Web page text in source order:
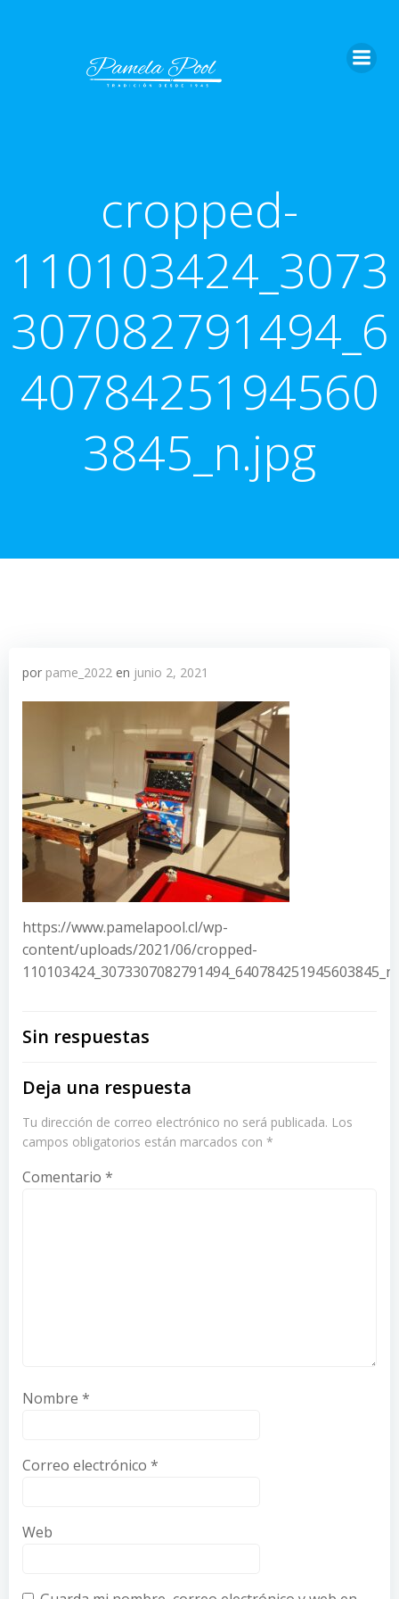
cropped-
110103424_3073
307082791494_6
4078425194560
3845_n.jpg
por pame_2022 en junio 2, 2021
https://www.pamelapool.cl/wp-
content/uploads/2021/06/cropped-
Sin respuestas
Deja una respuesta
Tu dirección de correo electrónico no será publicada. Los
campos obligatorios están marcados con *
Comentario *
Nombre *
Correo electrónico *
Web